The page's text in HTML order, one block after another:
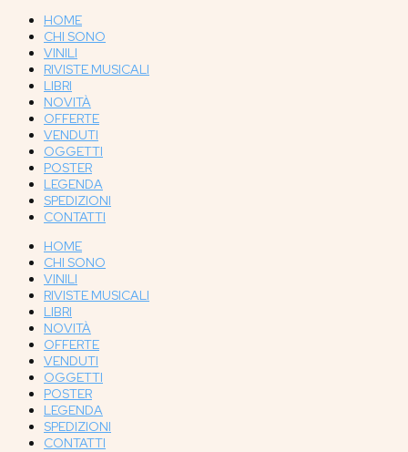
HOME
CHI SONO
VINILI
RIVISTE MUSICALI
LIBRI
NOVITÀ
OFFERTE
VENDUTI
OGGETTI
POSTER
LEGENDA
SPEDIZIONI
CONTATTI
HOME
CHI SONO
VINILI
RIVISTE MUSICALI
LIBRI
NOVITÀ
OFFERTE
VENDUTI
OGGETTI
POSTER
LEGENDA
SPEDIZIONI
CONTATTI